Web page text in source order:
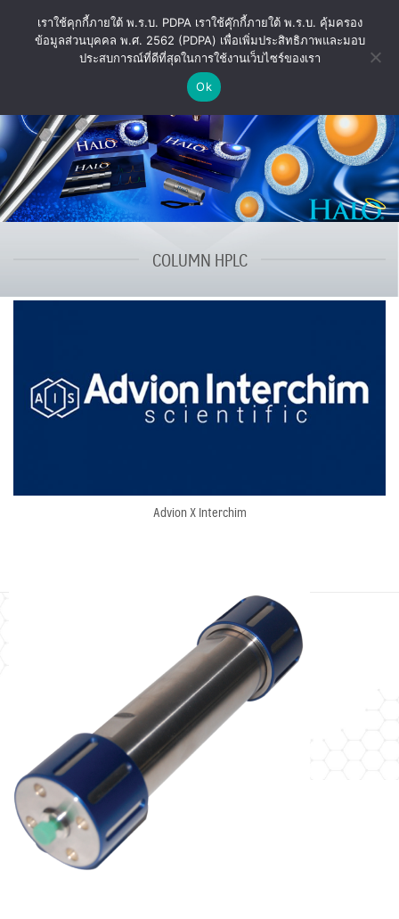
COLUMN HPLC
Advion X Interchim
เราใช้คุกกี้ภายใต้ พ.ร.บ. PDPA เราใช้คุ๊กกี้ภายใต้ พ.ร.บ. คุ้มครอง
ข้อมูลส่วนบุคคล พ.ศ. 2562 (PDPA) เพื่อเพิ่มประสิทธิภาพและมอบ
ประสบการณ์ที่ดีที่สุดในการใช้งานเว็บไซร์ของเรา
Ok